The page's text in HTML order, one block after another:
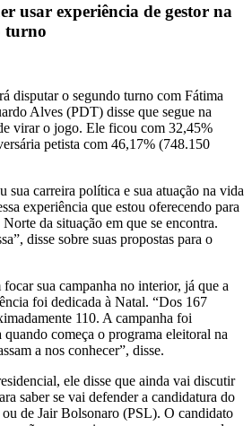
usar experiência de gestor na
turno
disputar o segundo turno com Fátima
Alves (PDT) disse que segue na
virar o jogo. Ele ficou com 32,45%
petista com 46,17% (748.150
sua carreira política e sua atuação na vida
experiência que estou oferecendo para
da situação em que se encontra.
disse sobre suas propostas para o
sua campanha no interior, já que a
foi dedicada à Natal. “Dos 167
110. A campanha foi
quando começa o programa eleitoral na
a nos conhecer”, disse.
ele disse que ainda vai discutir
saber se vai defender a candidatura do
de Jair Bolsonaro (PSL). O candidato